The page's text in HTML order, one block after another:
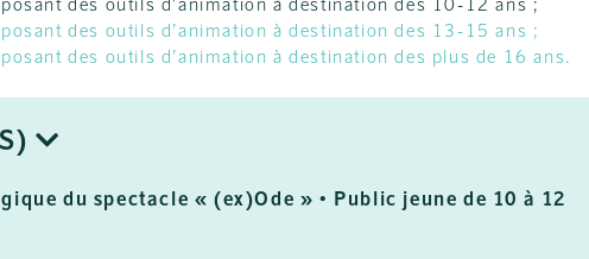
des outils d’animation à destination des 10-12 ans ;
des outils d’animation à destination des 13-15 ans ;
des outils d’animation à destination des plus de 16 ans.
du spectacle « (ex)Ode » • Public jeune de 10 à 12